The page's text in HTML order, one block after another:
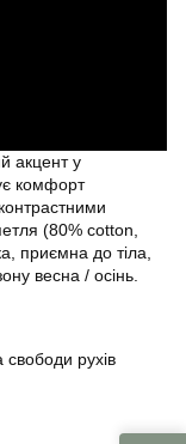
акцент у
комфорт
(80% cotton,
приємна до тіла,
весна / осінь.
рухів